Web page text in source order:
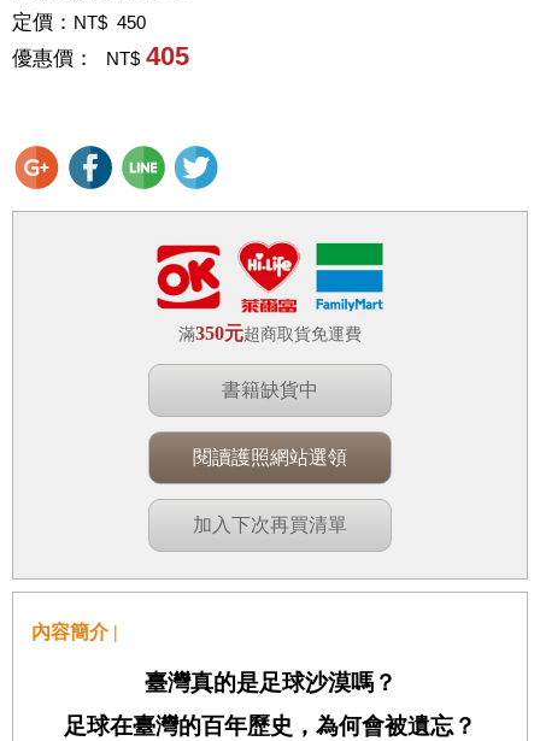
定價： NT$ 450
優惠價： NT$ 405
滿350元超商取貨免運費
書籍缺貨中
閱讀護照網站選領
加入下次再買清單
內容簡介 |
臺灣真的是足球沙漠嗎？
足球在臺灣的百年歷史，為何會被遺忘？